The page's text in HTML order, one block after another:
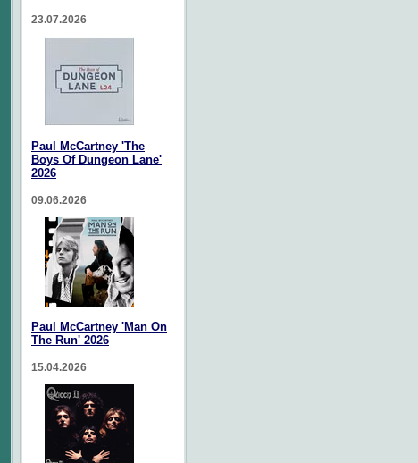
23.07.2026
Paul McCartney 'The
Boys Of Dungeon Lane'
2026
09.06.2026
Paul McCartney 'Man On
The Run' 2026
15.04.2026